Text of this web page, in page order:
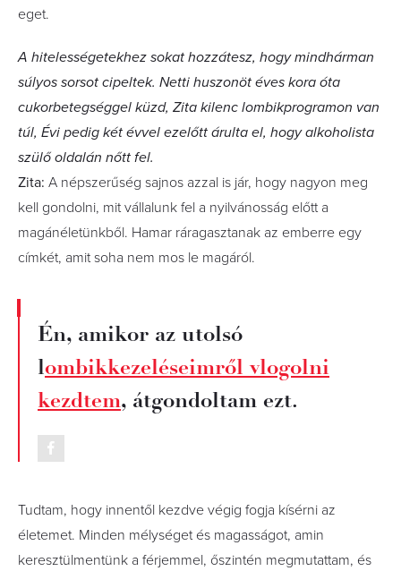
eget.
A hitelességetekhez sokat hozzátesz, hogy mindhárman
súlyos sorsot cipeltek. Netti huszonöt éves kora óta
cukorbetegséggel küzd, Zita kilenc lombikprogramon van
túl, Évi pedig két évvel ezelőtt árulta el, hogy alkoholista
szülő oldalán nőtt fel.
Zita: A népszerűség sajnos azzal is jár, hogy nagyon meg
kell gondolni, mit vállalunk fel a nyilvánosság előtt a
magánéletünkből. Hamar ráragasztanak az emberre egy
címkét, amit soha nem mos le magáról.
Én, amikor az utolsó
lombikkezeléseimről vlogolni
kezdtem, átgondoltam ezt.
Tudtam, hogy innentől kezdve végig fogja kísérni az
életemet. Minden mélységet és magasságot, amin
keresztülmentünk a férjemmel, őszintén megmutattam, és